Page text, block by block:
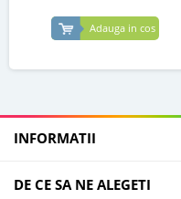
Adauga in cos
INFORMATII
DE CE SA NE ALEGETI